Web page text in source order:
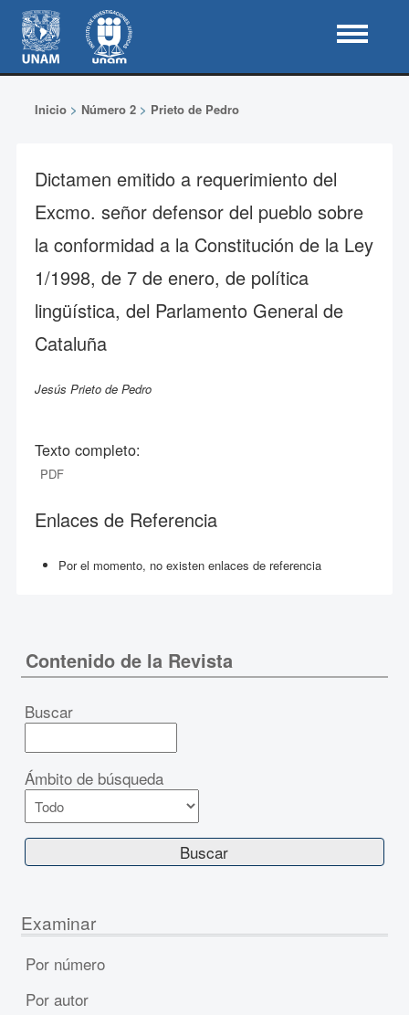
Inicio> Número 2> Prieto de Pedro
Dictamen emitido a requerimiento del
Excmo. señor defensor del pueblo sobre
la conformidad a la Constitución de la Ley
1/1998, de 7 de enero, de política
lingüística, del Parlamento General de
Cataluña
Jesús Prieto de Pedro
Texto completo:
PDF
Enlaces de Referencia
Por el momento, no existen enlaces de referencia
Contenido de la Revista
Buscar
Ámbito de búsqueda
Examinar
Por número
Por autor